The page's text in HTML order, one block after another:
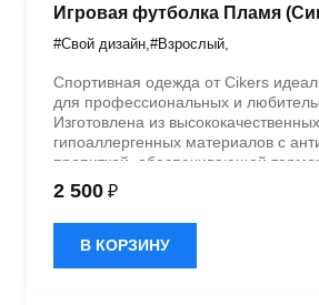
Игровая футболка Пламя
#Свой дизайн #Взрослый
Спортивная одежда от Cikers
для профессиональных и
Изготовлена из высококачественных
гипоаллергенных материалов с
пропиткой, обеспечивающей
быстрое влагоотведение. Одежда
эластичностью в 5 направлениях и
дизайном.
2 500 ₽
В КОРЗИНУ